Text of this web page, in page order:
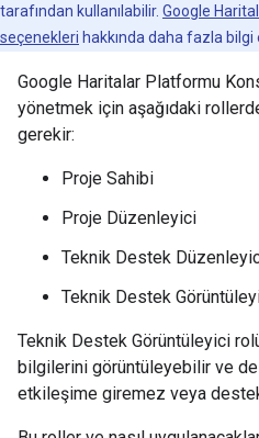
tarafından kullanılabilir. Google
seçenekleri hakkında daha fazla bilgi
Google Haritalar Platformu
yönetmek için aşağıdaki
gerekir:
Proje Sahibi
Proje Düzenleyici
Teknik Destek
Teknik Destek
Teknik Destek Görüntüleyici
bilgilerini görüntüleyebilir ve
etkileşime giremez veya